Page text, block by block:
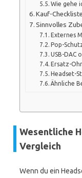
Wie gehe
Kauf-
Sinnvolles
Externes
Pop-
USB-DAC
Ersatz-
Headset-
Ähnliche
Wesentliche
Vergleich
Wenn du ein